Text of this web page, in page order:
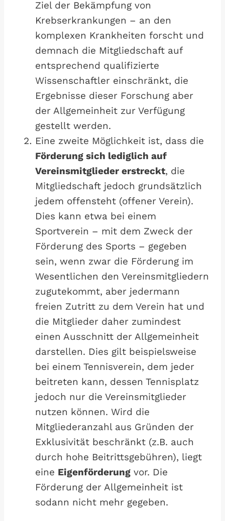
Ziel der Bekämpfung von
Krebserkrankungen – an den
komplexen Krankheiten forscht und
demnach die Mitgliedschaft auf
entsprechend qualifizierte
Wissenschaftler einschränkt, die
Ergebnisse dieser Forschung aber
der Allgemeinheit zur Verfügung
gestellt werden.
Eine zweite Möglichkeit ist, dass die
Förderung sich lediglich auf
Vereinsmitglieder erstreckt, die
Mitgliedschaft jedoch grundsätzlich
jedem offensteht (offener Verein).
Dies kann etwa bei einem
Sportverein – mit dem Zweck der
Förderung des Sports – gegeben
sein, wenn zwar die Förderung im
Wesentlichen den Vereinsmitgliedern
zugutekommt, aber jedermann
freien Zutritt zu dem Verein hat und
die Mitglieder daher zumindest
einen Ausschnitt der Allgemeinheit
darstellen. Dies gilt beispielsweise
bei einem Tennisverein, dem jeder
beitreten kann, dessen Tennisplatz
jedoch nur die Vereinsmitglieder
nutzen können. Wird die
Mitgliederanzahl aus Gründen der
Exklusivität beschränkt (z.B. auch
durch hohe Beitrittsgebühren), liegt
eine Eigenförderung vor. Die
Förderung der Allgemeinheit ist
sodann nicht mehr gegeben.